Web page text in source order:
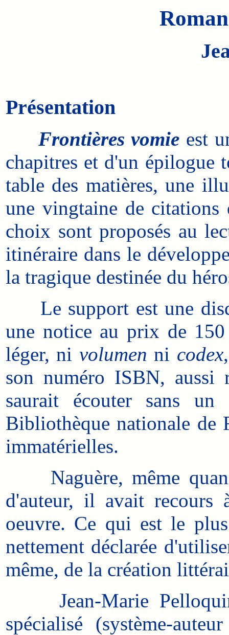
Présentation
Frontières vomie est
chapitres et d'un épilogue
table des matières, une
une vingtaine de
choix sont proposés au
itinéraire dans le
la tragique destinée du
Le support est une
une notice au prix de
léger, ni volumen ni codex
son numéro ISBN, aussi
saurait écouter sans un
Bibliothèque nationale de
immatérielles.
Naguère, même
d'auteur, il avait
oeuvre. Ce qui est le
nettement déclarée
même, de la création
Jean-Marie
spécialisé (système-